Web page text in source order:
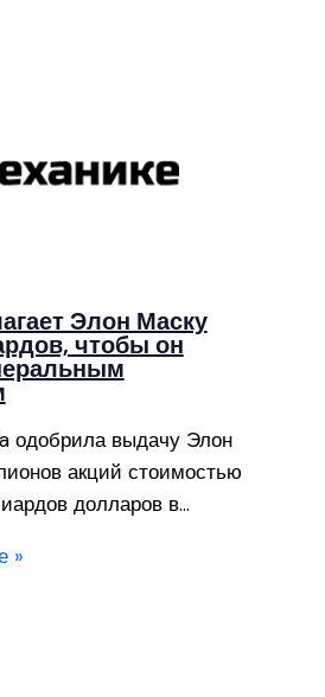
Элон Маску
чтобы он
одобрила выдачу Элон
акций стоимостью
долларов в…
»